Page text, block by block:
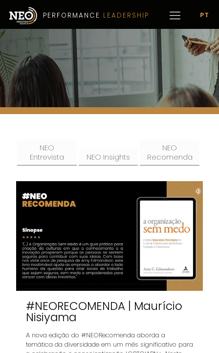
PERFORMANCE LEADERSHIP PT
NEO
Entrevista
NEO Insights
NEO
Recomenda
#NEORECOMENDA | Maurício
Nisiyama
A nova edição do #NEORecomenda aborda a
temática da diversidade em um mês significativo para